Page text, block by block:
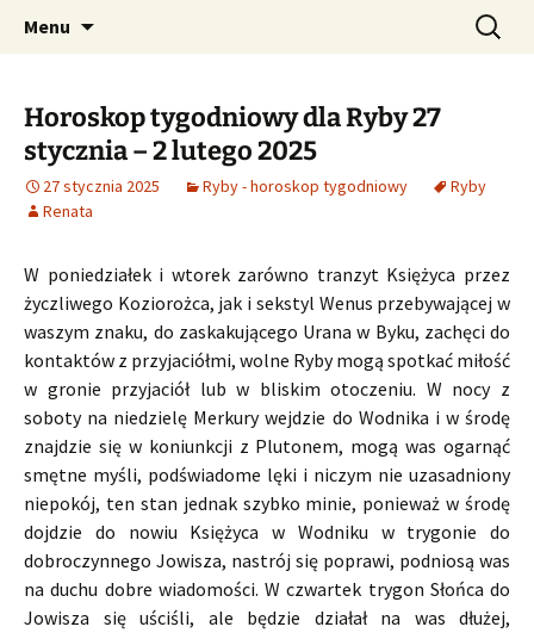
CzaroMarowy horoskop
dzienny, miesięczny i
tygodniowy
Profesjonalne przepowiednie astrologiczne
Menu Szukaj:
Horoskop tygodniowy dla Ryby 27
stycznia – 2 lutego 2025
27 stycznia 2025 Ryby - horoskop tygodniowy
Ryby
Renata
W poniedziałek i wtorek zarówno tranzyt Księżyca przez
życzliwego Koziorożca, jak i sekstyl Wenus przebywającej w
waszym znaku, do zaskakującego Urana w Byku, zachęci do
kontaktów z przyjaciółmi, wolne Ryby mogą spotkać miłość
w gronie przyjaciół lub w bliskim otoczeniu. W nocy z
soboty na niedzielę Merkury wejdzie do Wodnika i w środę
znajdzie się w koniunkcji z Plutonem, mogą was ogarnąć
smętne myśli, podświadome lęki i niczym nie uzasadniony
niepokój, ten stan jednak szybko minie, ponieważ w środę
dojdzie do nowiu Księżyca w Wodniku w trygonie do
dobroczynnego Jowisza, nastrój się poprawi, podniosą was
na duchu dobre wiadomości. W czwartek trygon Słońca do
Jowisza się uściśli, ale będzie działał na was dłużej,